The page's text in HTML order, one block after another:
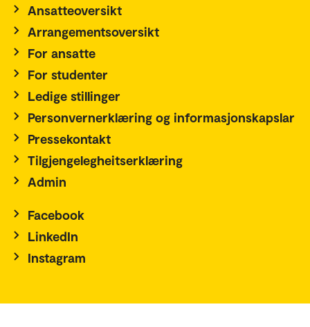
Ansatteoversikt
Arrangementsoversikt
For ansatte
For studenter
Ledige stillinger
Personvernerklæring og informasjonskapslar
Pressekontakt
Tilgjengelegheitserklæring
Admin
Facebook
LinkedIn
Instagram